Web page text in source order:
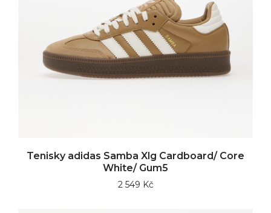
Tenisky adidas Samba Xlg Cardboard/ Core
White/ Gum5
2 549 Kč